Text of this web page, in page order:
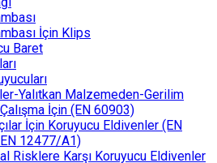
İçin Klips
Baret
Yalıtkan Malzemeden-Gerilim
İçin (EN 60903)
İçin Koruyucu Eldivenler (EN
12477/A1)
Risklere Karşı Koruyucu Eldivenler